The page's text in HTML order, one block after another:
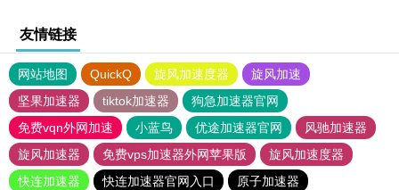
友情链接
网站地图 QuickQ 旋风加速度器
旋风加速
坚果加速器
tiktok加速器
狗急加速器官网
免费vqn外网加速
小蓝鸟 优途加速器官网
风驰加速器
旋风加速器
免费vps加速器外网苹果版
旋风加速度器
快连加速器
快连加速器官网入口
原子加速器